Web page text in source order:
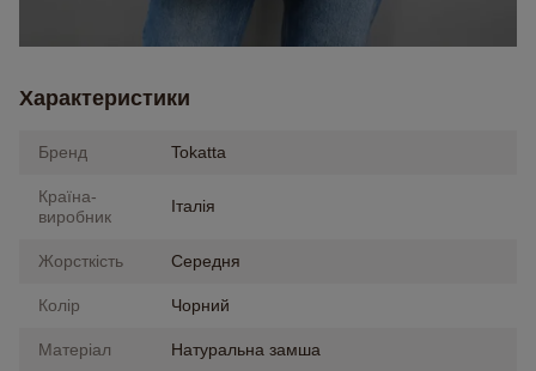
Характеристики
Бренд Tokatta
Країна-
виробник
Італія
Жорсткість Середня
Колір Чорний
Матеріал Натуральна замша